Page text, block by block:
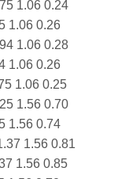
1.06 0.24
1.06 0.26
1.06 0.28
1.06 0.26
1.06 0.25
1.56 0.70
1.56 0.74
1.56 0.81
1.56 0.85